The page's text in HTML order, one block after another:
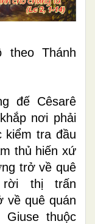
theo Thánh
đế Cêsarê
nơi phải
kiểm tra đầu
thủ hiến xứ
trở về quê
rời thị trấn
về quê quán
thuộc